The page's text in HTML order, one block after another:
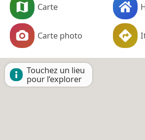
Carte
Carte photo
Touchez un lieu
pour l’explorer